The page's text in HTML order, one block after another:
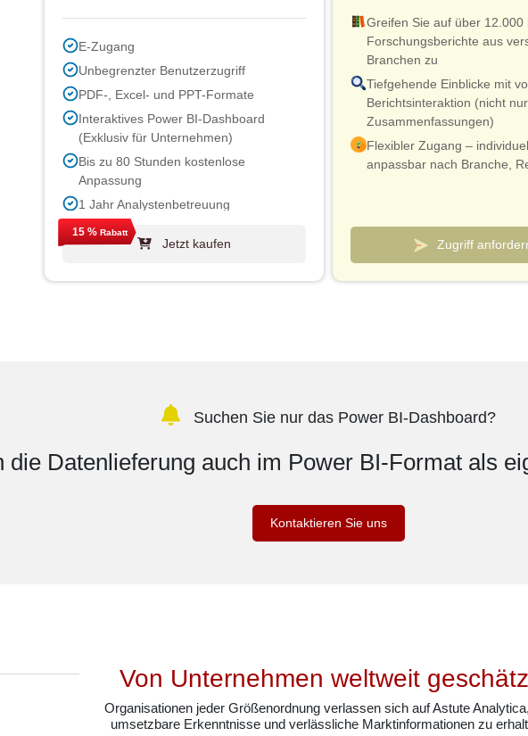
E-Zugang
Unbegrenzter Benutzerzugriff
PDF-, Excel- und PPT-Formate
Interaktives Power BI-Dashboard
(Exklusiv für Unternehmen)
Bis zu 80 Stunden kostenlose
Anpassung
1 Jahr Analystenbetreuung
Kostenloses Berichtsupdate im
nächsten Zyklus
15 % Rabatt
Jetzt kaufen
Greifen Sie auf über 12.000
Forschungsberichte aus
Branchen zu
Tiefgehende Einblicke mit
Berichtsinteraktion (nicht nur
Zusammenfassungen)
Flexibler Zugang –
anpassbar nach Branche,
Kosten ab nur 10 US-Dollar
Analystenverbindung für
Zugriff
Suchen Sie nur das Power BI-Dashboard?
die Datenlieferung auch im Power BI-Format als
Kontaktieren Sie uns
Von Unternehmen weltweit
Organisationen jeder Größenordnung verlassen sich auf Astute
umsetzbare Erkenntnisse und verlässliche Marktinformationen zu